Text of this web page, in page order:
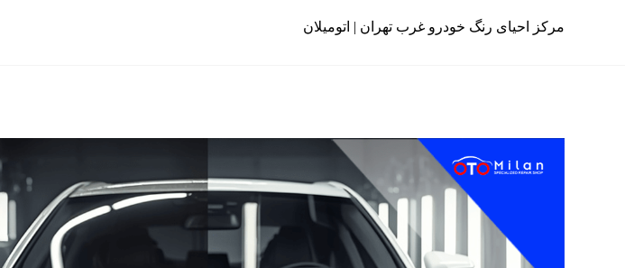
مرکز احیای رنگ خودرو غرب تهران | اتومیلان